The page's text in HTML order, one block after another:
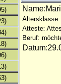
Altersklasse:
Atteste:
Beruf: